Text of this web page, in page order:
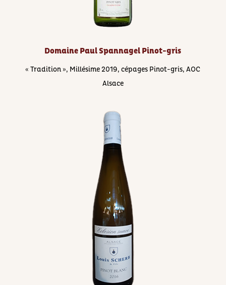
Domaine Paul Spannagel Pinot-gris
« Tradition », Millésime 2019, cépages ​Pinot-gris, AOC
Alsace